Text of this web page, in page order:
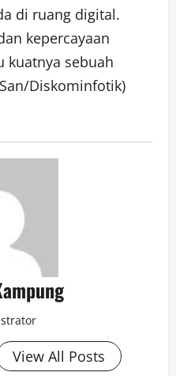
di ruang digital.
kepercayaan
kuatnya sebuah
Diskominfotik)
View All Posts